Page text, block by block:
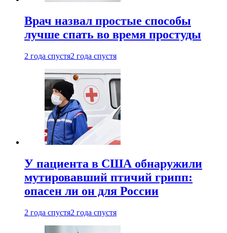
Врач назвал простые способы
лучше спать во время простуды
2 года спустя2 года спустя
У пациента в США обнаружили
мутировавший птичий грипп:
опасен ли он для России
2 года спустя2 года спустя